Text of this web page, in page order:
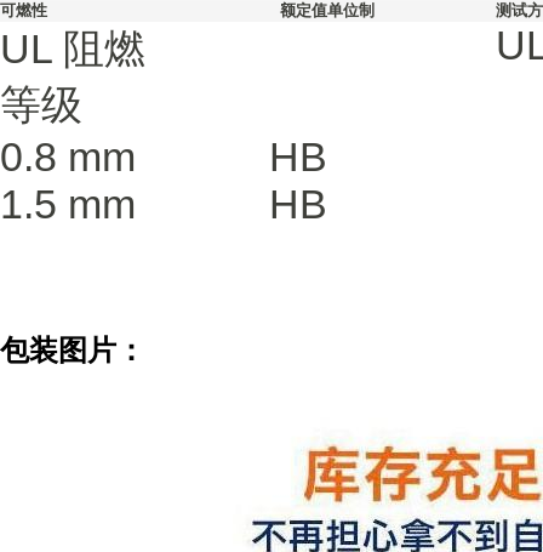
可燃性 额定值单位制 测试
UL 阻燃
等级
0.8 mm
HB
1.5 mm
HB
包装图片：